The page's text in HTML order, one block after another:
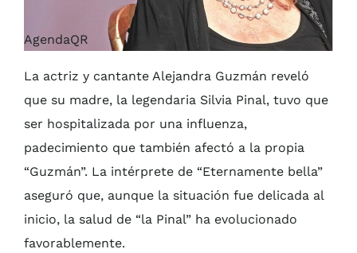
AgendaQR
La actriz y cantante Alejandra Guzmán reveló
que su madre, la legendaria Silvia Pinal, tuvo que
ser hospitalizada por una influenza,
padecimiento que también afectó a la propia
“Guzmán”. La intérprete de “Eternamente bella”
aseguró que, aunque la situación fue delicada al
inicio, la salud de “la Pinal” ha evolucionado
favorablemente.